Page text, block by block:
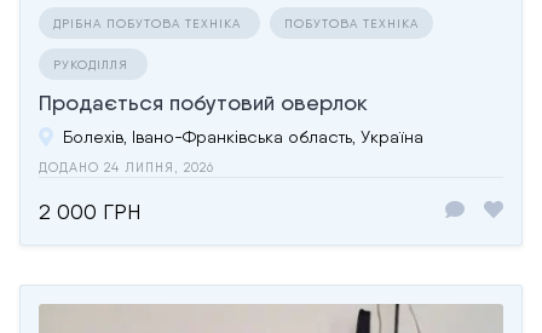
ДРІБНА ПОБУТОВА ТЕХНІКА ПОБУТОВА ТЕХНІКА
РУКОДІЛЛЯ
Продається побутовий оверлок
Болехів, Івано-Франківська область, Україна
ДОДАНО 24 ЛИПНЯ, 2026
2 000 ГРН